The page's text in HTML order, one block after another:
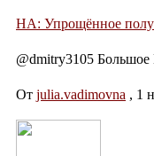
НА: Упрощённое
@dmitry3105 Большое
От julia.vadimovna , 1